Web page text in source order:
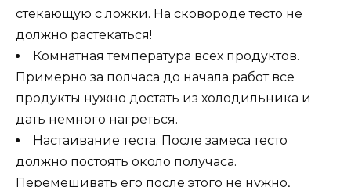
стекающую с ложки. На сковороде тесто не
должно растекаться!
Комнатная температура всех продуктов.
Примерно за полчаса до начала работ все
продукты нужно достать из холодильника и
дать немного нагреться.
Настаивание теста. После замеса тесто
должно постоять около получаса.
Перемешивать его после этого не нужно,